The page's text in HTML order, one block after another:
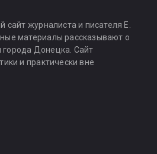
сайт журналиста и писателя Е.
материалы рассказывают о
Донецка. Сайт
и практически вне